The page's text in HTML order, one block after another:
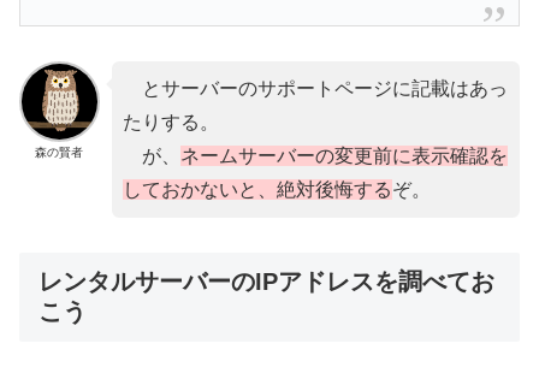
森の賢者
とサーバーのサポートページに記載はあっ
たりする。
が、 ネームサーバーの変更前に表示確認を
しておかないと、絶対後悔するぞ。
レンタルサーバーのIPアドレスを調べてお
こう